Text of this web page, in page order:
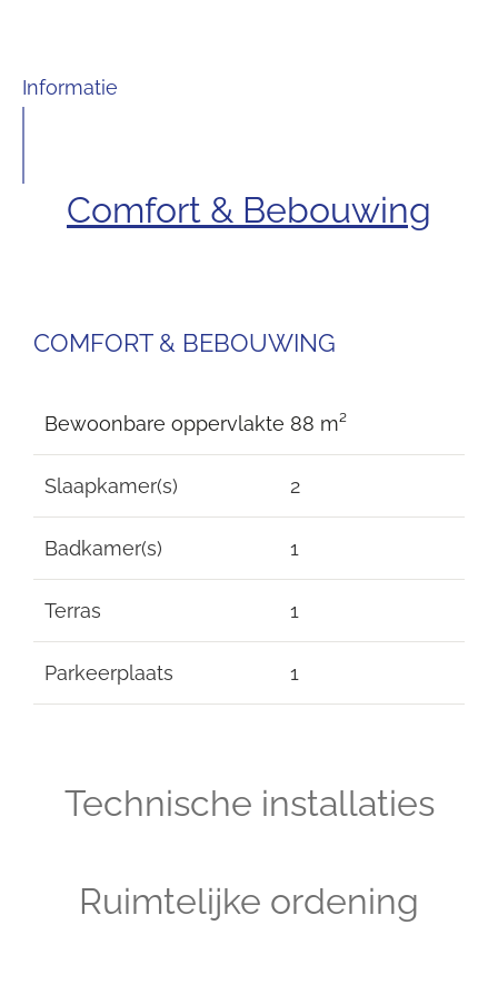
Informatie
Comfort & Bebouwing
Technische installaties
Ruimtelijke ordening
COMFORT & BEBOUWING
Bewoonbare oppervlakte 88 m²
Slaapkamer(s) 2
Badkamer(s) 1
Terras 1
Parkeerplaats 1